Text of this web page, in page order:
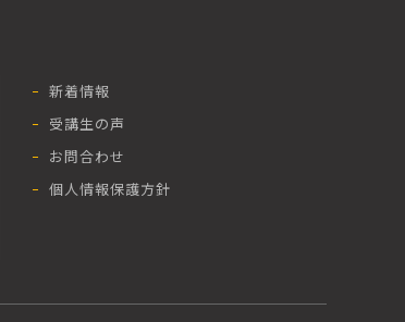
新着情報
受講生の声
お問合わせ
個人情報保護方針